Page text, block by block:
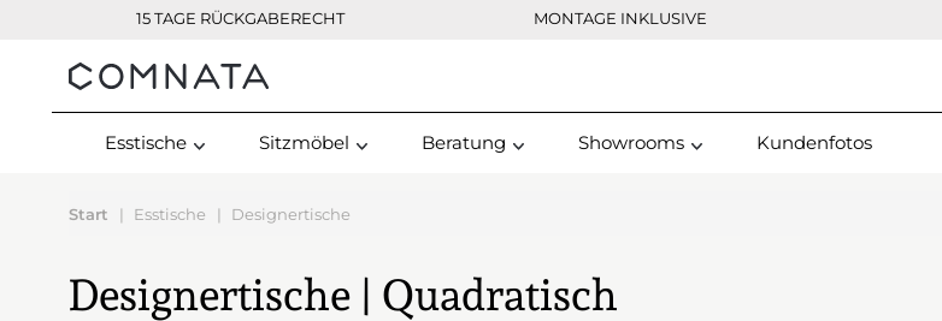
15 TAGE RÜCKGABERECHT MONTAGE INKLUSIVE
Kontakt
Esstische Sitzmöbel Beratung Showrooms Kundenfotos
Start Esstische Designertische
Designertische | Quadratisch